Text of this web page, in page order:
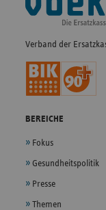
Navigation
Verband der
BEREICHE
Fokus
Gesundheitspolitik
Presse
Themen